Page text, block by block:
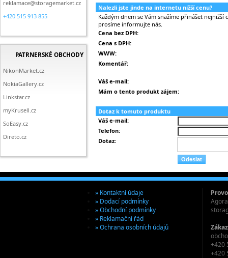
reklamace@storagemarket.cz
+420 515 913 855
PATRNERSKÉ OBCHODY
NikonMarket.cz
NokiaGallery.cz
Linkstar.cz
myKrusell.cz
SoEasy.cz
Direto.cz
Nalezli jste jinde na internetu nižší cenu?
Každým dnem se Vám snažíme přinášet
prosíme informujte nás.
Cena bez DPH:
Cena s DPH:
WWW:
Komentář:
Váš e-mail:
Mám o tento produkt zájem:
Dotaz k tomuto produktu
Váš e-mail:
Telefon:
Dotaz:
+420
+420
» Kontaktní údaje
» Dodací podmínky
» Obchodní podmínky
» Reklamační řád
» Ochrana osobních údajů